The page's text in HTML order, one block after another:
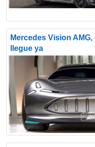
Mercedes Vision
llegue ya